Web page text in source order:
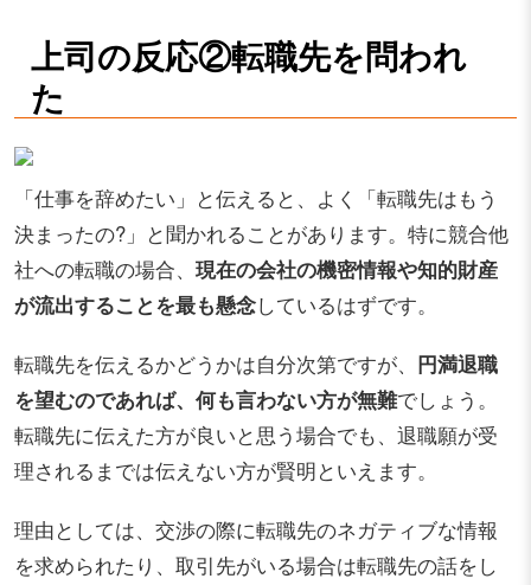
上司の反応②転職先を問われ
た
「仕事を辞めたい」と伝えると、よく「転職先はもう
決まったの?」と聞かれることがあります。特に競合他
社への転職の場合、 現在の会社の機密情報や知的財産
が流出することを最も懸念しているはずです。
転職先を伝えるかどうかは自分次第ですが、 円満退職
を望むのであれば、何も言わない方が無難でしょう。
転職先に伝えた方が良いと思う場合でも、退職願が受
理されるまでは伝えない方が賢明といえます。
理由としては、交渉の際に転職先のネガティブな情報
を求められたり、取引先がいる場合は転職先の話をし